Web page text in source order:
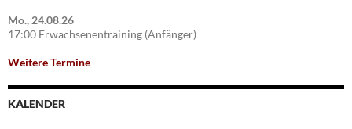
Mo., 24.08.26
17:00 Erwachsenentraining (Anfänger)
Weitere Termine
KALENDER